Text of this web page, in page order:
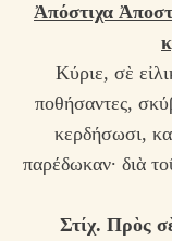
Ἀπόστιχα
Κύριε, σὲ
ποθήσαντες,
κερδήσωσι,
παρέδωκαν· διὰ
Στίχ. Πρὸς